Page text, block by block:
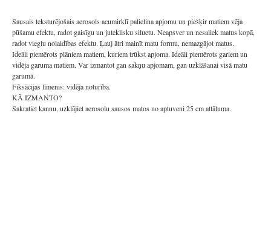
Sausais teksturējošais aerosols acumirklī palielina apjomu un piešķir matiem vēja
pūšamu efektu, radot gaisīgu un juteklisku siluetu. Neapsver un nesaliek matus kopā,
radot vieglu nolaidības efektu. Ļauj ātri mainīt matu formu, nemazgājot matus.
Ideāli piemērots plāniem matiem, kuriem trūkst apjoma. Ideāli piemērots gariem un
vidēja garuma matiem. Var izmantot gan sakņu apjomam, gan uzklāšanai visā matu
garumā.
Fiksācijas līmenis: vidēja noturība.
KĀ IZMANTO?
Sakratiet kannu, uzklājiet aerosolu sausos matos no aptuveni 25 cm attāluma.